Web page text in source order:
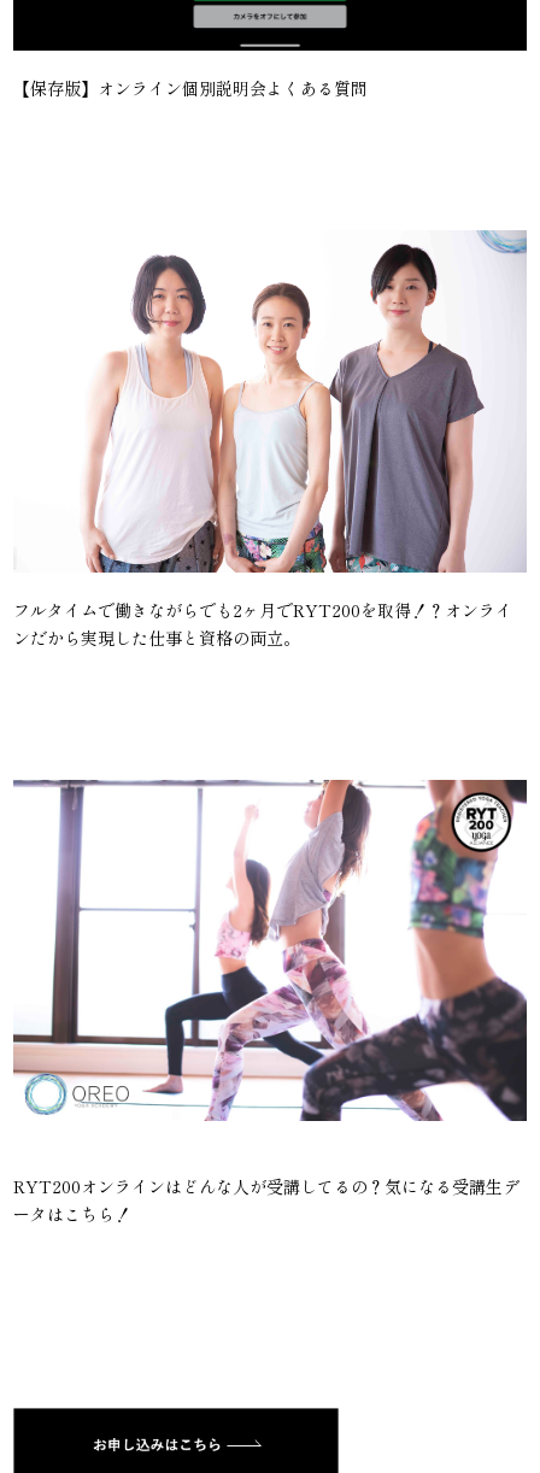
【保存版】オンライン個別説明会よくある質問
フルタイムで働きながらでも2ヶ月でRYT200を取得！？オンライ
ンだから実現した仕事と資格の両立。
RYT200オンラインはどんな人が受講してるの？気になる受講生デ
ータはこちら！